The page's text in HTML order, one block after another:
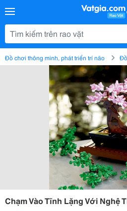
Đồ chơi thông minh, phát triển trí não
Chạm Vào Tĩnh Lặng Với Nghệ